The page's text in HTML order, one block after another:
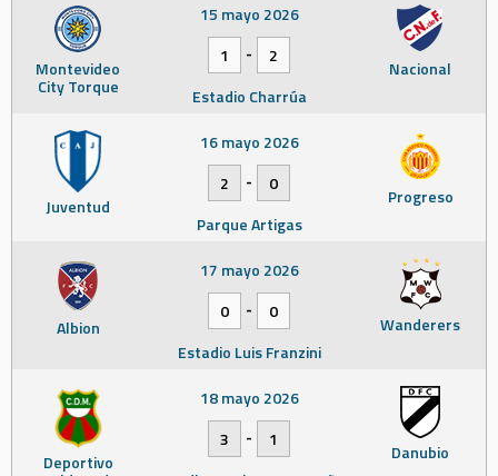
Montevideo
City Torque
Nacional
15 mayo 2026
1
-
2
Estadio Charrúa
Juventud Progreso
16 mayo 2026
2
-
0
Parque Artigas
Albion Wanderers
17 mayo 2026
0
-
0
Estadio Luis Franzini
Deportivo Danubio
18 mayo 2026
3
-
1